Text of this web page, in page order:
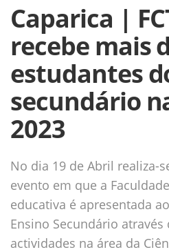
Caparica |
recebe mais
estudantes
secundário
2023
No dia 19 de Abril realiza-
evento em que a
educativa é apresentada
Ensino Secundário através
actividades na área da